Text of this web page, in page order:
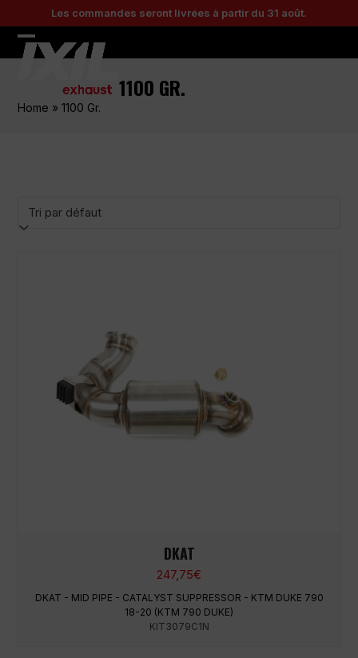
to
content
Les commandes seront livrées à partir du 31 août.
Open
menu
Close
menu
1100 GR.
Home »1100 Gr.
DKAT
247,75€
DKAT - MID PIPE - CATALYST SUPPRESSOR - KTM DUKE 790
18-20 (KTM 790 DUKE)
KIT3079C1N